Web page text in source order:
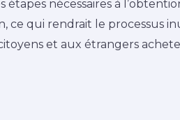
nécessaires à
qui rendrait le processus
et aux étrangers